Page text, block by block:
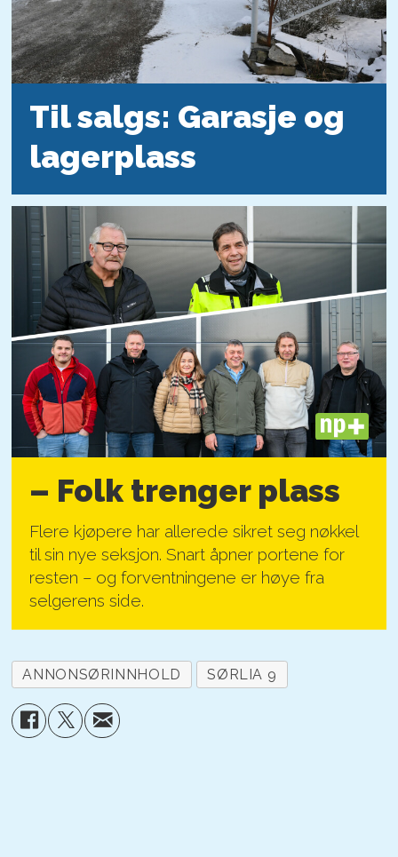
Til salgs: Garasje og
lagerplass
PLUS
– Folk trenger plass
Flere kjøpere har allerede sikret seg nøkkel
til sin nye seksjon. Snart åpner portene for
resten – og forventningene er høye fra
selgerens side.
ANNONSØRINNHOLD SØRLIA 9